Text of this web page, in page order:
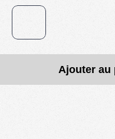
Ajouter au